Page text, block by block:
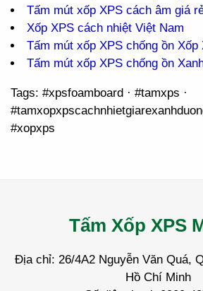
Tấm mút xốp XPS cách âm giá
Xốp XPS cách nhiệt Việt Nam
Tấm mút xốp XPS chống ồn Xốp
Tấm mút xốp XPS chống ồn
Tags: #xpsfoamboard · #tamxps ·
#xopxps
Tấm Xốp XPS
Địa chỉ: 26/4A2 Nguyễn Văn Quá,
Hồ Chí Minh